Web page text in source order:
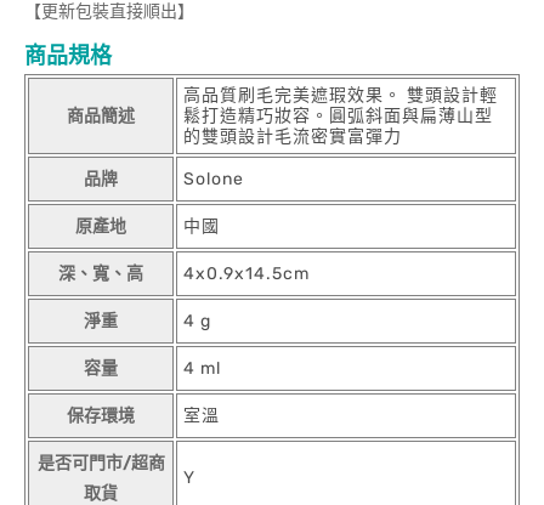
【更新包裝直接順出】
商品規格
商品簡述
高品質刷毛完美遮瑕效果。 雙頭設計輕
鬆打造精巧妝容。圓弧斜面與扁薄山型
的雙頭設計毛流密實富彈力
品牌 Solone
原產地 中國
深、寬、高 4x0.9x14.5cm
淨重 4 g
容量 4 ml
保存環境 室溫
是否可門市/超商
取貨
Y